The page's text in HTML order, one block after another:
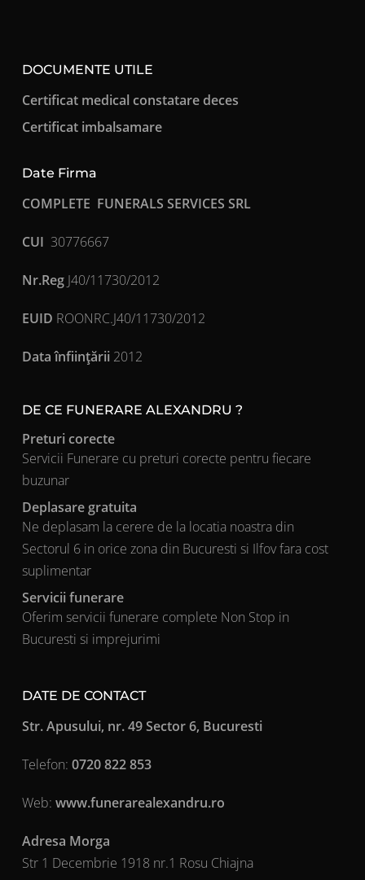
DOCUMENTE UTILE
Certificat medical constatare deces
Certificat imbalsamare
Date Firma
COMPLETE FUNERALS SERVICES SRL
CUI 30776667
Nr.RegJ40/11730/2012
EUID ROONRC.J40/11730/2012
Data înfiinţării 2012
DE CE FUNERARE ALEXANDRU ?
Preturi corecte
Servicii Funerare cu preturi corecte pentru fiecare
buzunar
Deplasare gratuita
Ne deplasam la cerere de la locatia noastra din
Sectorul 6 in orice zona din Bucuresti si Ilfov fara cost
suplimentar
Servicii funerare
Oferim servicii funerare complete Non Stop in
Bucuresti si imprejurimi
DATE DE CONTACT
Str. Apusului, nr. 49 Sector 6, Bucuresti
Telefon: 0720 822 853
Web: www.funerarealexandru.ro
Adresa Morga
Str 1 Decembrie 1918 nr.1 Rosu Chiajna